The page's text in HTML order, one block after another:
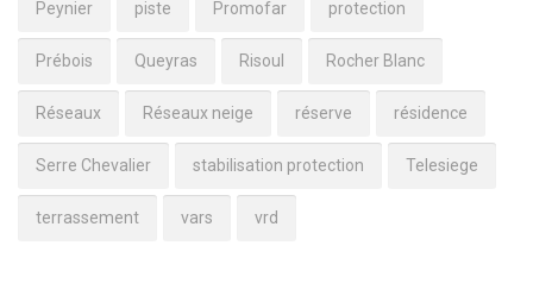
Peynier piste Promofar protection
Prébois Queyras Risoul Rocher Blanc
Réseaux Réseaux neige réserve résidence
Serre Chevalier stabilisation protection Telesiege
terrassement vars vrd